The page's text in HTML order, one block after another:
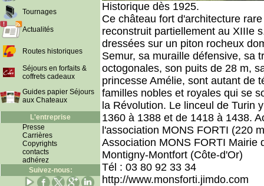
Tournages
Actualités
Routes historiques
Séjours en forfaits &
coffrets cadeaux
Guides papier Séjours
aux Chateaux
L'entreprise
Presse
Carrières
Copyrights
contacts
adhérez
Suivez-nous:
Historique dès 1925.
Ce château fort d'architecture
reconstruit partiellement au XIIIe
dressées sur un piton rocheux
Semur, sa muraille défensive, sa
octogonales, son puits de 28 m,
princesse Amélie, sont autant de
familles nobles et royales qui se
la Révolution. Le linceul de Turin
1360 à 1388 et de 1418 à 1438.
l'association MONS FORTI (220
Association MONS FORTI Mairie
Montigny-Montfort (Côte-d'Or)
Tél : 03 80 92 33 34
http://www.monsforti.jimdo.com